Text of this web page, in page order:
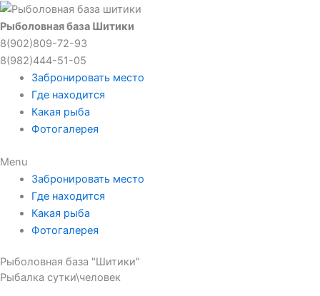
Перейти
к
содержимому
Рыболовная база Шитики
8(902)809-72-93
8(982)444-51-05
Забронировать место
Где находится
Какая рыба
Фотогалерея
Menu
Забронировать место
Где находится
Какая рыба
Фотогалерея
Рыболовная база "Шитики"
Рыбалка сутки\человек